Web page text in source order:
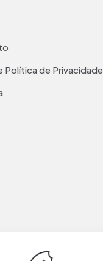
Política de Privacidade